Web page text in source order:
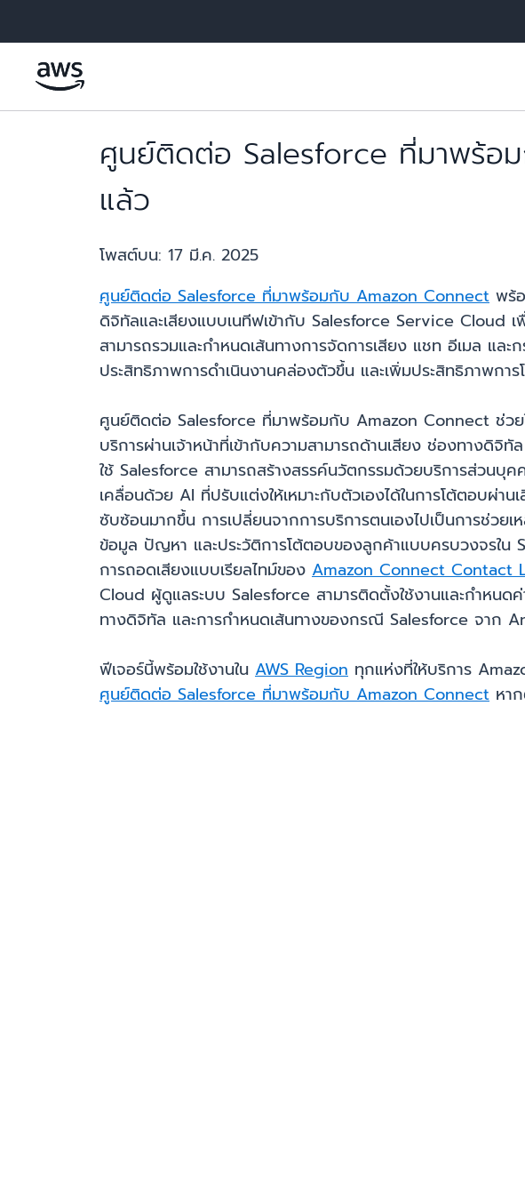
ศูนย์ติดต่อ Salesforce ที่มาพร้อ
แล้ว
โพสต์บน: 17 มี.ค. 2025
ศูนย์ติดต่อ Salesforce ที่มาพร้อมกับ Amazon Connect พร้
ดิจิทัลและเสียงแบบเนทีฟเข้ากับ Salesforce Service Cloud
สามารถรวมและกำหนดเส้นทางการจัดการเสียง แชท อีเมล แ
ประสิทธิภาพการดำเนินงานคล่องตัวขึ้น และเพิ่มประสิทธิภาพกา
ศูนย์ติดต่อ Salesforce ที่มาพร้อมกับ Amazon Connect ช่วย
บริการผ่านเจ้าหน้าที่เข้ากับความสามารถด้านเสียง ช่องทางดิ
ใช้ Salesforce สามารถสร้างสรรค์นวัตกรรมด้วยบริการส่วนบุ
เคลื่อนด้วย AI ที่ปรับแต่งให้เหมาะกับตัวเองได้ในการโต้ตอบผ่
ซับซ้อนมากขึ้น การเปลี่ยนจากการบริการตนเองไปเป็นการช่วย
ข้อมูล ปัญหา และประวัติการโต้ตอบของลูกค้าแบบครบวงจรใน
การถอดเสียงแบบเรียลไทม์ของ Amazon Connect Contact
Cloud ผู้ดูแลระบบ Salesforce สามารติดตั้งใช้งานและกำหนด
ทางดิจิทัล และการกำหนดเส้นทางของกรณี Salesforce จาก
ฟีเจอร์นี้พร้อมใช้งานใน AWS Region ทุกแห่งที่ให้บริการ
ศูนย์ติดต่อ Salesforce ที่มาพร้อมกับ Amazon Connect หา